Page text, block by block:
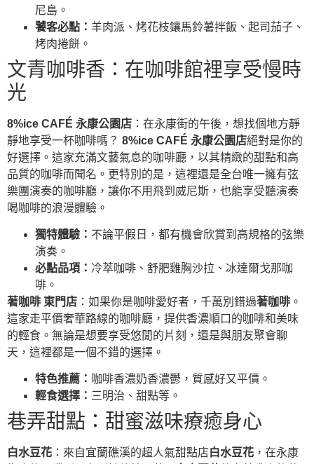
尼島。
饕客必點： 羊肉派、烤花枝鑲馬鈴薯拌飯、起司茄子、
烤肉捲餅。
文青咖啡香：在咖啡館裡享受慢時
光
8%ice CAFÉ 永康公園店 ：在永康街的午後，想找個地方靜
靜地享受一杯咖啡嗎？ 8%ice CAFÉ 永康公園店絕對是你的
好選擇。這家充滿文藝氣息的咖啡廳，以其精緻的甜點和高
品質的咖啡而聞名。更特別的是，這裡還是全台唯一擁有弦
樂團演奏的咖啡廳，讓你不用飛到威尼斯，也能享受聽演奏
喝咖啡的浪漫體驗。
獨特體驗： 不論平假日，都有機會欣賞到高規格的弦樂
演奏。
必點品項： 冷萃咖啡、舒肥雞胸沙拉、冰達爾戈那咖
啡。
著咖啡 東門店 ：如果你是咖啡愛好者，千萬別錯過著咖啡 。
這家走平價奢華路線的咖啡廳，提供香濃順口的咖啡和美味
的輕食。無論是想要享受悠閒的片刻，還是與朋友聚會聊
天，這裡都是一個不錯的選擇。
特色推薦： 咖啡香濃奶香濃鬱，質感好又平價。
輕食選擇： 三明治、甜點等。
巷弄甜點：甜蜜滋味療癒身心
白水豆花 ：來自宜蘭礁溪的超人氣甜點店白水豆花 ，在永康